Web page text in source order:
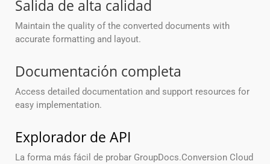
Salida de alta calidad
Maintain the quality of the converted documents with
accurate formatting and layout.
Documentación completa
Access detailed documentation and support resources for
easy implementation.
Explorador de API
La forma más fácil de probar GroupDocs.Conversion Cloud